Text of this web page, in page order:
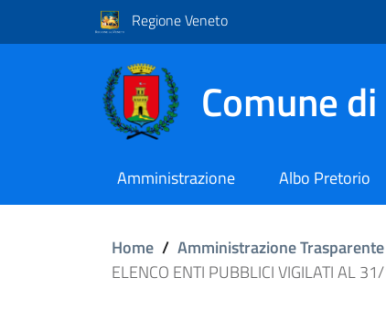
Regione Veneto
Comune
Amministrazione Albo Pretorio
Home / Amministrazione Trasparente
ELENCO ENTI PUBBLICI VIGILATI AL